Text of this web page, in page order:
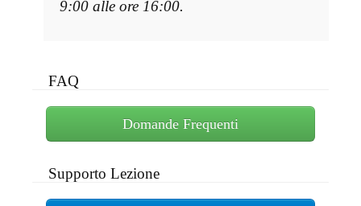
9:00 alle ore 16:00.
FAQ
Domande Frequenti
Supporto Lezione